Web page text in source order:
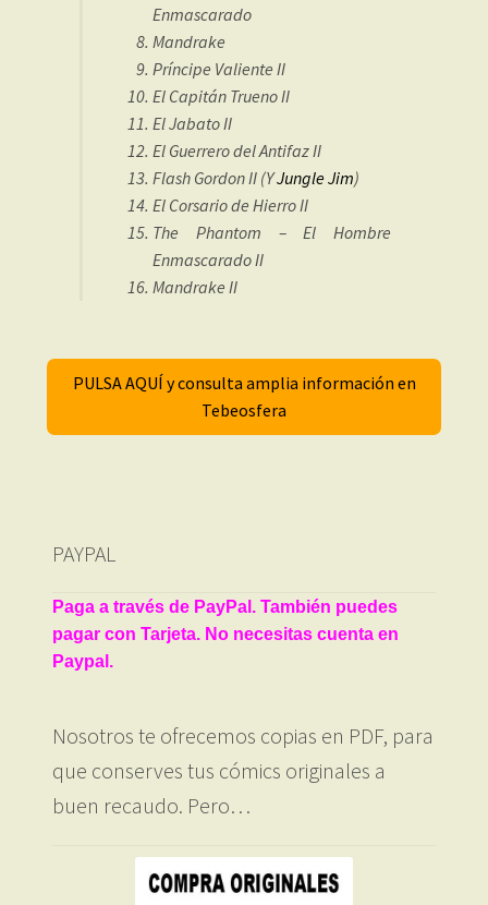
Enmascarado
Mandrake
Príncipe Valiente II
El Capitán Trueno II
El Jabato II
El Guerrero del Antifaz II
Flash Gordon II (YJungle Jim)
El Corsario de Hierro II
The Phantom – El Hombre
Enmascarado II
Mandrake II
PULSA AQUÍ y consulta amplia información en
Tebeosfera
PAYPAL
Paga a través de PayPal. También puedes
pagar con Tarjeta. No necesitas cuenta en
Paypal.
Nosotros te ofrecemos copias en PDF, para
que conserves tus cómics originales a
buen recaudo. Pero…